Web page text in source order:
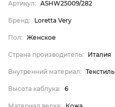
Высота каблука
Артикул: ASHW25009/282
Бренд: Loretta Very
Пол: Женское
Страна производитель: Италия
Внутренний материал: Текстиль
Высота каблука: 6